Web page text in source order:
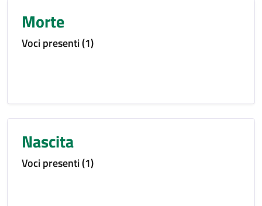
Morte
Voci presenti (1)
Nascita
Voci presenti (1)